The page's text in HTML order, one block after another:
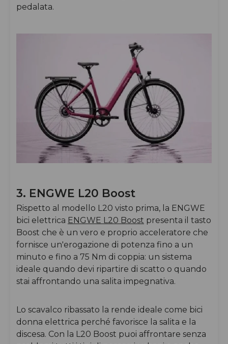
pedalata.
3. ENGWE L20 Boost
Rispetto al modello L20 visto prima, la ENGWE
bici elettrica ENGWE L20 Boost presenta il tasto
Boost che è un vero e proprio acceleratore che
fornisce un'erogazione di potenza fino a un
minuto e fino a 75 Nm di coppia: un sistema
ideale quando devi ripartire di scatto o quando
stai affrontando una salita impegnativa.
Lo scavalco ribassato la rende ideale come bici
donna elettrica perché favorisce la salita e la
discesa. Con la L20 Boost puoi affrontare senza